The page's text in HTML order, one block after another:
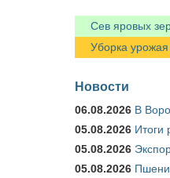
Сев яровых
Уборка урожая
Новости
06.08.2026 В
05.08.2026 Итоги
05.08.2026
05.08.2026